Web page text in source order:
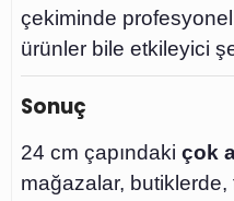
çekiminde
ürünler bile etkileyici
Sonuç
24 cm çapındaki çok
mağazalar,